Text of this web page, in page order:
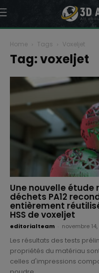
Home Tags Voxeljet
Tag: voxeljet
Une nouvelle étude
déchets PA12
entièrement
HSS de voxeljet
editorialteam novembre
Les résultats des tests
propriétés du matériau
celles d'impressions